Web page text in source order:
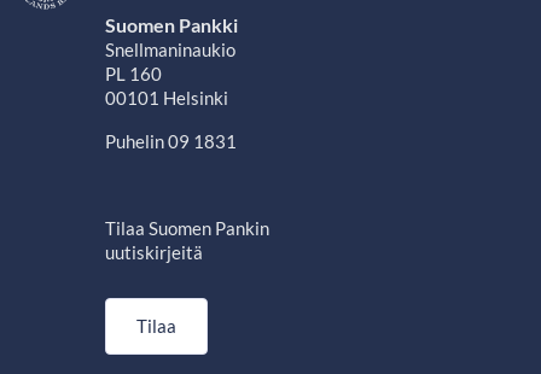
Suomen Pankki
Snellmaninaukio
PL 160
00101 Helsinki
Puhelin 09 1831
Tilaa Suomen Pankin
uutiskirjeitä
Tilaa